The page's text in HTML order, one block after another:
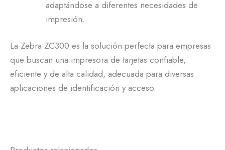
adaptándose a diferentes necesidades de
impresión.
La Zebra ZC300 es la solución perfecta para empresas
que buscan una impresora de tarjetas confiable,
eficiente y de alta calidad, adecuada para diversas
aplicaciones de identificación y acceso.